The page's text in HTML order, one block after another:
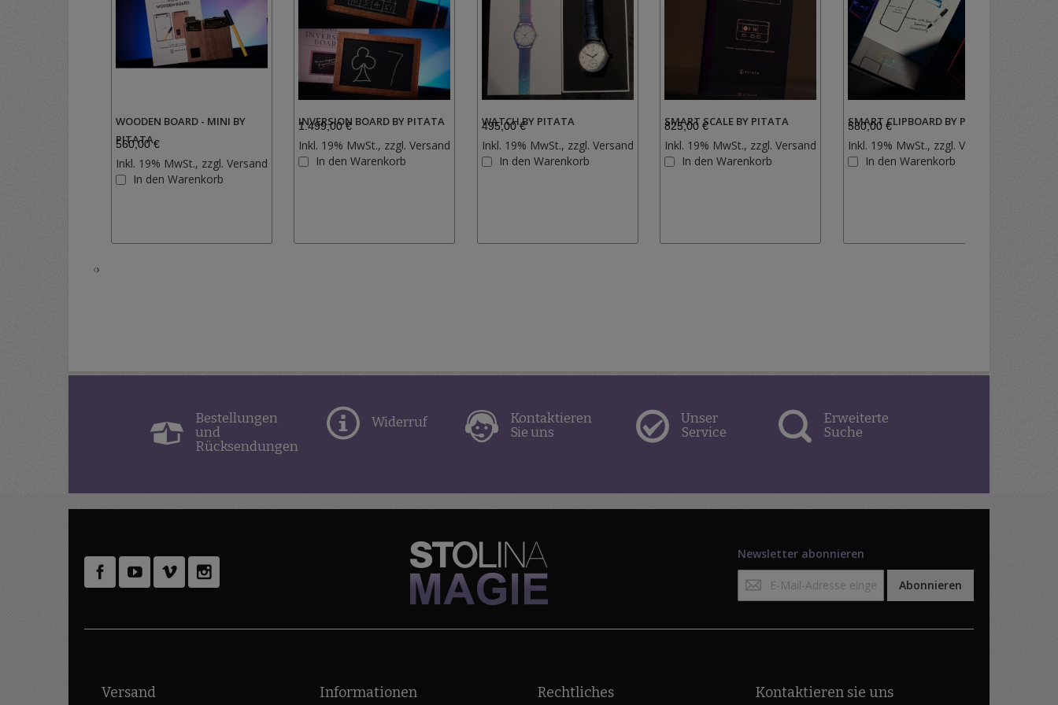
WOODEN BOARD - MINI BY
PITATA
560,00 €
Inkl. 19% MwSt., zzgl. Versand
In den Warenkorb
INVERSION BOARD BY PITATA
1.499,00 €
Inkl. 19% MwSt., zzgl.Versand
In den Warenkorb
WATCH BY PITATA
495,00 €
Inkl. 19% MwSt., zzgl. Versand
In den Warenkorb
SMART SCALE BY PITATA
825,00 €
Inkl. 19% MwSt., zzgl.Versand
In den Warenkorb
SMART CLIPBOARD BY PITATA
580,00 €
Inkl. 19% MwSt., zzgl. Versand
In den Warenkorb
‹›
Bestellungen
und
Rücksendungen
Widerruf
Kontaktieren
Sie uns
Unser
Service
Erweiterte
Suche
Newsletter abonnieren
zum
Abonnieren
Versand Informationen Rechtliches Kontaktieren sie uns